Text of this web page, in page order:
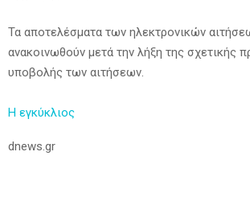
Τα αποτελέσματα των ηλεκτρονικών
ανακοινωθούν μετά την λήξη της σχετικής
υποβολής των αιτήσεων.
Η εγκύκλιος
dnews.gr